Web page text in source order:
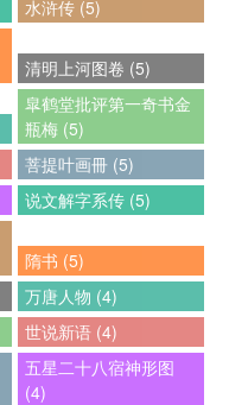
水浒传 (5)
清明上河图卷 (5)
皐鹤堂批评第一奇书金
瓶梅 (5)
菩提叶画冊 (5)
说文解字系传 (5)
隋书 (5)
万唐人物 (4)
世说新语 (4)
五星二十八宿神形图
(4)